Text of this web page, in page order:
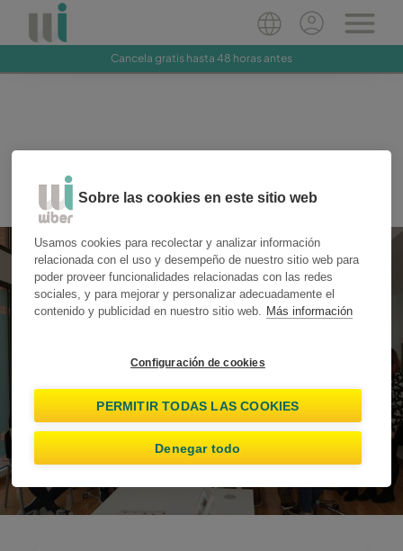
Cancela gratis hasta 48 horas antes
The Wiber Story
Sobre las cookies en este sitio web
Usamos cookies para recolectar y analizar información
relacionada con el uso y desempeño de nuestro sitio web para
poder proveer funcionalidades relacionadas con las redes
sociales, y para mejorar y personalizar adecuadamente el
contenido y publicidad en nuestro sitio web.
Más información
Configuración de cookies
PERMITIR TODAS LAS COOKIES
Denegar todo